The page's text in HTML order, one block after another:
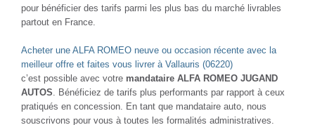
pour bénéficier des tarifs parmi les plus bas du marché livrables
partout en France.
Acheter une ALFA ROMEO neuve ou occasion récente avec la
meilleur offre et faites vous livrer à Vallauris (06220)
c’est possible avec votre mandataire ALFA ROMEO JUGAND
AUTOS . Bénéficiez de tarifs plus performants par rapport à ceux
pratiqués en concession. En tant que mandataire auto, nous
souscrivons pour vous à toutes les formalités administratives.